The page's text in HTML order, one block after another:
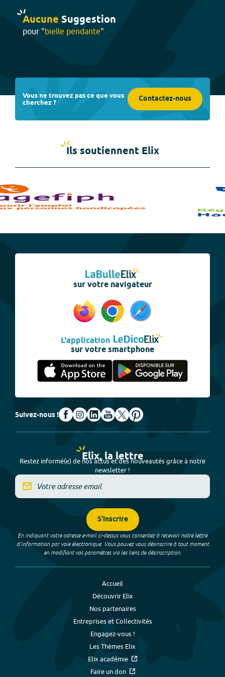
Aucune Suggestion
pour "bielle pendante"
Vous ne trouvez pas ce que vous
cherchez ? Contactez-nous
Ils soutiennent Elix
sur votre navigateur
L'application
sur votre smartphone
Suivez-nous !
Elix, la lettre
Restez informé(e) de nos actus et des nouveautés grâce à notre
newsletter !
S'inscrire
En indiquant votre adresse e-mail ci-dessus vous consentez à recevoir notre lettre
d’information par voie électronique. Vous pouvez vous désinscrire à tout moment
en modifiant vos paramètres via les liens de désinscription.
Accueil
Découvrir Elix
Nos partenaires
Entreprises et Collectivités
Engagez-vous !
Les Thèmes Elix
Elix académie
Faire un don